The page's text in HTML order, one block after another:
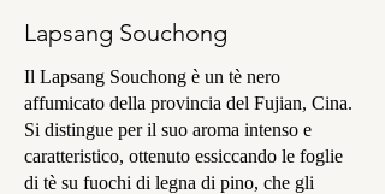
Lapsang Souchong
Il Lapsang Souchong è un tè nero
affumicato della provincia del Fujian, Cina.
Si distingue per il suo aroma intenso e
caratteristico, ottenuto essiccando le foglie
di tè su fuochi di legna di pino, che gli